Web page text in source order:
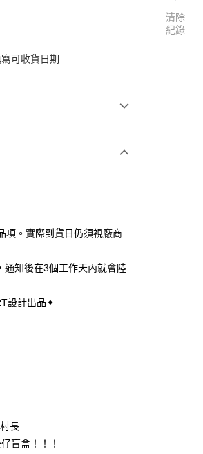
可收貨日期
」的支付方式。 讓您購物簡單
儲值。
結帳。
項。實際到貨日仍須視廠商
知後在3個工作天內就會陸
設計出品✦
長
盲盒！！！
清除
紀錄